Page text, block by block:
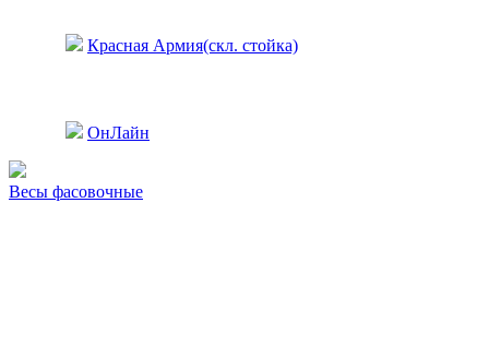
Красная Армия(скл. стойка)
ОнЛайн
Весы фасовочные